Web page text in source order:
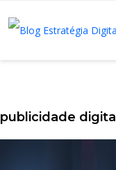
publicidade digital